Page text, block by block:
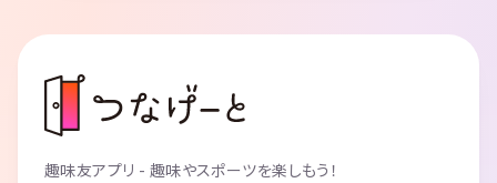
趣味友アプリ - 趣味やスポーツを楽しもう！